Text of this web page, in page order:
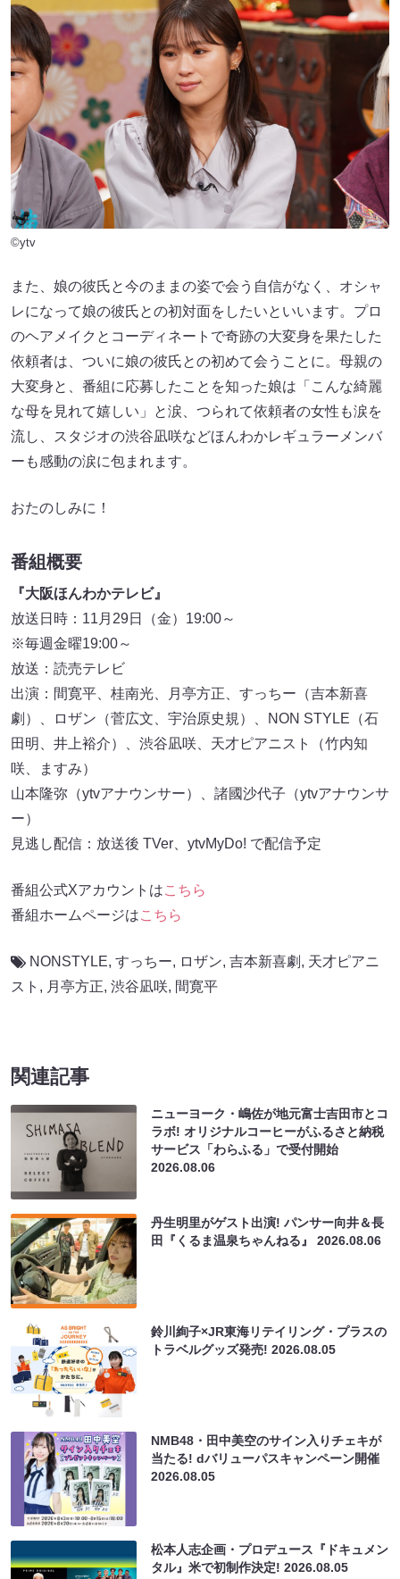
©ytv
また、娘の彼氏と今のままの姿で会う自信がなく、オシャ
レになって娘の彼氏との初対面をしたいといいます。プロ
のヘアメイクとコーディネートで奇跡の大変身を果たした
依頼者は、ついに娘の彼氏との初めて会うことに。母親の
大変身と、番組に応募したことを知った娘は「こんな綺麗
な母を見れて嬉しい」と涙、つられて依頼者の女性も涙を
流し、スタジオの渋谷凪咲などほんわかレギュラーメンバ
ーも感動の涙に包まれます。
おたのしみに！
番組概要
『大阪ほんわかテレビ』
放送日時：11月29日（金）19:00～
※毎週金曜19:00～
放送：読売テレビ
出演：間寛平、桂南光、月亭方正、すっちー（吉本新喜
劇）、ロザン（菅広文、宇治原史規）、NON STYLE（石
田明、井上裕介）、渋谷凪咲、天才ピアニスト（竹内知
咲、ますみ）
山本隆弥（ytvアナウンサー）、諸國沙代子（ytvアナウンサ
ー）
見逃し配信：放送後 TVer、ytvMyDo! で配信予定
番組公式Xアカウントはこちら
番組ホームページはこちら
NONSTYLE, すっちー, ロザン, 吉本新喜劇 , 天才ピアニ
スト , 月亭方正, 渋谷凪咲, 間寛平
関連記事
ニューヨーク・嶋佐が地元富士吉田市とコ
ラボ! オリジナルコーヒーがふるさと納税
サービス「わらふる」で受付開始
2026.08.06
丹生明里がゲスト出演! パンサー向井＆長
田『くるま温泉ちゃんねる』2026.08.06
鈴川絢子×JR東海リテイリング・プラスの
トラベルグッズ発売!2026.08.05
NMB48・田中美空のサイン入りチェキが
当たる! dバリューパスキャンペーン開催
2026.08.05
松本人志企画・プロデュース『ドキュメン
タル』米で初制作決定!2026.08.05